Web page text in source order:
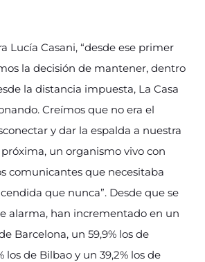
Lucía Casani, “desde ese primer
la decisión de mantener, dentro
la distancia impuesta, La Casa
Creímos que no era el
y dar la espalda a nuestra
un organismo vivo con
comunicantes que necesitaba
que nunca”. Desde que se
alarma, han incrementado en un
Barcelona, un 59,9% los de
los de Bilbao y un 39,2% los de